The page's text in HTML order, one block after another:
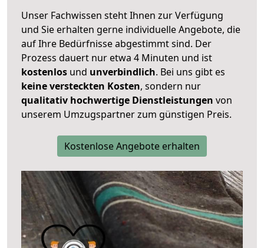
Unser Fachwissen steht Ihnen zur Verfügung
und Sie erhalten gerne individuelle Angebote, die
auf Ihre Bedürfnisse abgestimmt sind. Der
Prozess dauert nur etwa 4 Minuten und ist
kostenlos und unverbindlich. Bei uns gibt es
keine versteckten Kosten, sondern nur
qualitativ hochwertige Dienstleistungen von
unserem Umzugspartner zum günstigen Preis.
Kostenlose Angebote erhalten